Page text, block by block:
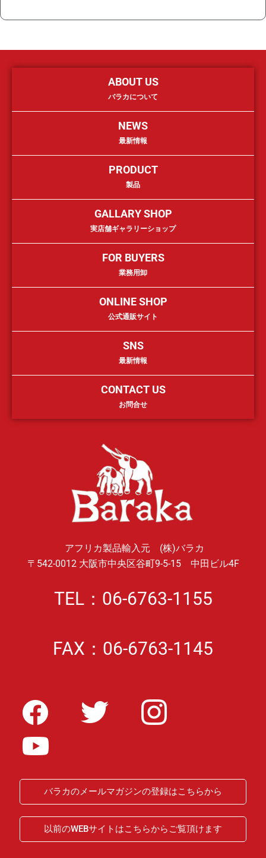
ABOUT US
バラカについて
NEWS
最新情報
PRODUCT
製品
GALLARY SHOP
実店舗ギャラリーショップ
FOR BUYERS
業務用卸
ONLINE SHOP
公式通販サイト
SNS
最新情報
CONTACT US
お問合せ
アフリカ製品輸入元 (株)バラカ
〒542-0012 大阪市中央区谷町9-5-15 中田ビル4F
TEL：06-6763-1155
FAX：06-6763-1145
バラカのメールマガジンの登録はこちらから
以前のWEBサイトはこちらからご覧頂けます